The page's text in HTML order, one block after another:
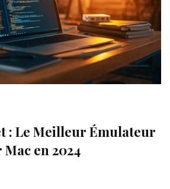
: Le Meilleur Émulateur
en 2024